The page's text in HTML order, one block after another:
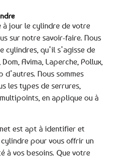
à jour le cylindre de votre
sur notre savoir-faire. Nous
cylindres, qu’il s’agisse de
Avima, Laperche, Pollux,
Nous sommes
les types de serrures,
en applique ou à
est apt à identifier et
pour vous offrir un
à vos besoins. Que votre